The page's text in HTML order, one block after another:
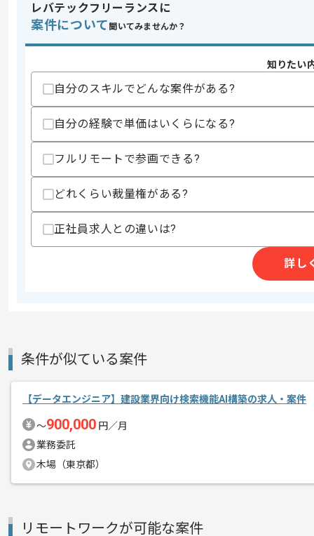
スキル
求めるスキル
・SQL, Erlang, Python3, Scala のいず
歓迎スキル
・TDD/ペアプロなどの品質維持手法の
・アドテクノロジー分野での開発経験
・ステークホルダーとの折衝およびサ
・IaCでのインフラ構築経験
スキルに不安がある方へ
その他募集要項
商談回数
エージェントからのコ 幅広い開発を行っている企業における案
複数の案件が走っており、ご希望やタイ
レバテックフリーランスに
案件について 聞いてみませんか？
知りたい
自分のスキルでどんな案件がある?
自分の経験で単価はいくらになる?
フルリモートで参画できる?
どれくらい裁量権がある?
正社員求人との違いは?
詳し
条件が似ている案件
【データエンジニア】建設業界向け検索機能AI構築の求人・案件
〜900,000 円／月
業務委託
木場（東京都）
リモートワークが可能な案件